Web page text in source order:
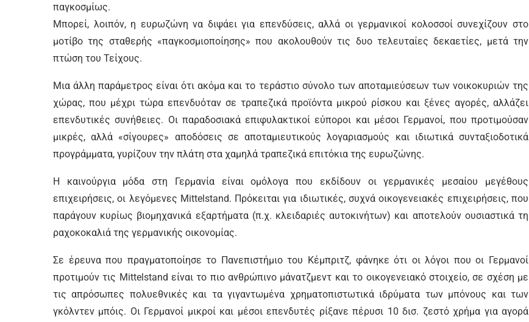
παγκοσμίως.
Μπορεί, λοιπόν, η ευρωζώνη να διψάει για επενδύσεις, αλλά οι γερμανικοί κολοσσοί συνεχίζουν στο
μοτίβο της σταθερής «παγκοσμιοποίησης» που ακολουθούν τις δυο τελευταίες δεκαετίες, μετά την
πτώση του Τείχους.
Μια άλλη παράμετρος είναι ότι ακόμα και το τεράστιο σύνολο των αποταμιεύσεων των νοικοκυριών της
χώρας, που μέχρι τώρα επενδυόταν σε τραπεζικά προϊόντα μικρού ρίσκου και ξένες αγορές, αλλάζει
επενδυτικές συνήθειες. Οι παραδοσιακά επιφυλακτικοί εύποροι και μέσοι Γερμανοί, που προτιμούσαν
μικρές, αλλά «σίγουρες» αποδόσεις σε αποταμιευτικούς λογαριασμούς και ιδιωτικά συνταξιοδοτικά
προγράμματα, γυρίζουν την πλάτη στα χαμηλά τραπεζικά επιτόκια της ευρωζώνης.
Η καινούργια μόδα στη Γερμανία είναι ομόλογα που εκδίδουν οι γερμανικές μεσαίου μεγέθους
επιχειρήσεις, οι λεγόμενες Mittelstand. Πρόκειται για ιδιωτικές, συχνά οικογενειακές επιχειρήσεις, που
παράγουν κυρίως βιομηχανικά εξαρτήματα (π.χ. κλειδαριές αυτοκινήτων) και αποτελούν ουσιαστικά τη
ραχοκοκαλιά της γερμανικής οικονομίας.
Σε έρευνα που πραγματοποίησε το Πανεπιστήμιο του Κέμπριτζ, φάνηκε ότι οι λόγοι που οι Γερμανοί
προτιμούν τις Mittelstand είναι το πιο ανθρώπινο μάνατζμεντ και το οικογενειακό στοιχείο, σε σχέση με
τις απρόσωπες πολυεθνικές και τα γιγαντωμένα χρηματοπιστωτικά ιδρύματα των μπόνους και των
γκόλντεν μπόις. Οι Γερμανοί μικροί και μέσοι επενδυτές ρίξανε πέρυσι 10 δισ. ζεστό χρήμα για αγορά